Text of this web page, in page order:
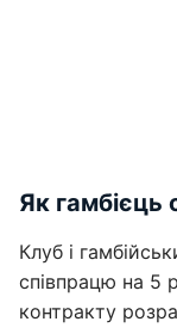
Як гамбієць
Клуб і
співпрацю на 5
контракту